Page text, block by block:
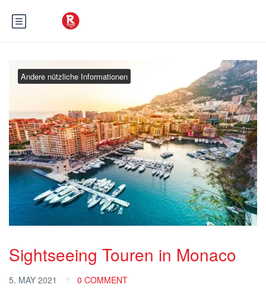
Andere nützliche Informationen
Sightseeing Touren in Monaco
5. MAY 2021 0 COMMENT